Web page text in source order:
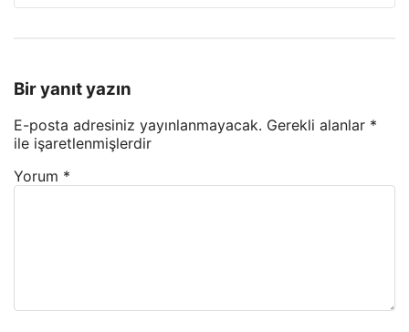
Bir yanıt yazın
E-posta adresiniz yayınlanmayacak. Gerekli alanlar *
ile işaretlenmişlerdir
Yorum *